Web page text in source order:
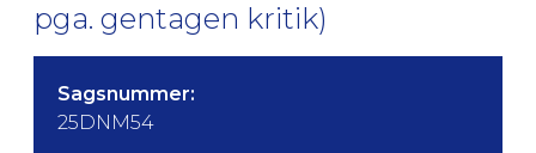
pga. gentagen kritik)
Sagsnummer:
25DNM54